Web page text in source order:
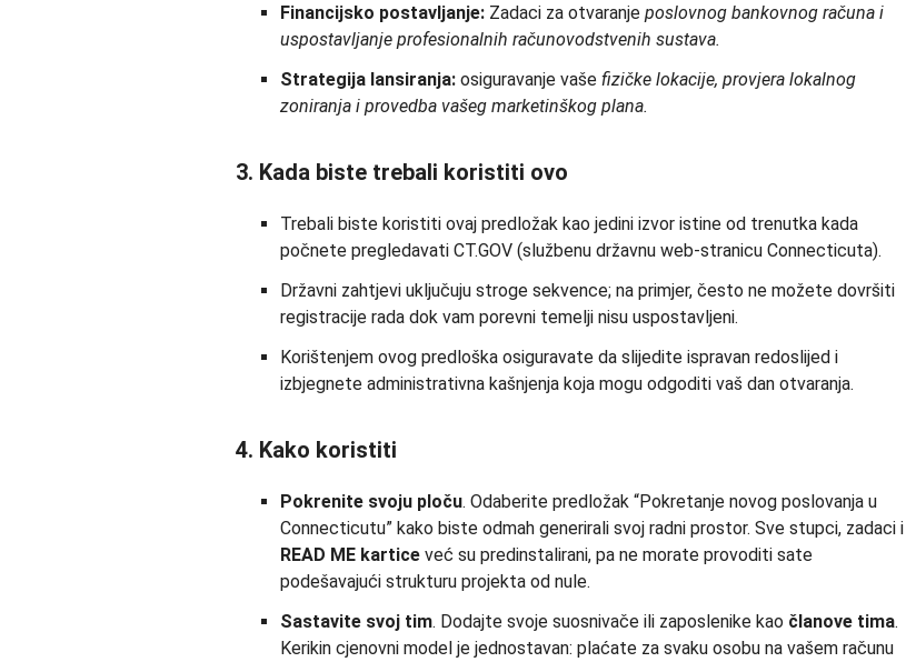
Financijsko postavljanje: Zadaci za otvaranje poslovnog bankovnog računa i
uspostavljanje profesionalnih računovodstvenih sustava.
Strategija lansiranja: osiguravanje vaše fizičke lokacije, provjera lokalnog
zoniranja i provedba vašeg marketinškog plana.
3. Kada biste trebali koristiti ovo
Trebali biste koristiti ovaj predložak kao jedini izvor istine od trenutka kada
počnete pregledavati CT.GOV (službenu državnu web-stranicu Connecticuta).
Državni zahtjevi uključuju stroge sekvence; na primjer, često ne možete dovršiti
registracije rada dok vam porevni temelji nisu uspostavljeni.
Korištenjem ovog predloška osiguravate da slijedite ispravan redoslijed i
izbjegnete administrativna kašnjenja koja mogu odgoditi vaš dan otvaranja.
4. Kako koristiti
Pokrenite svoju ploču. Odaberite predložak “Pokretanje novog poslovanja u
Connecticutu” kako biste odmah generirali svoj radni prostor. Sve stupci, zadaci i
READ ME kartice već su predinstalirani, pa ne morate provoditi sate
podešavajući strukturu projekta od nule.
Sastavite svoj tim. Dodajte svoje suosnivače ili zaposlenike kao članove tima.
Kerikin cjenovni model je jednostavan: plaćate za svaku osobu na vašem računu